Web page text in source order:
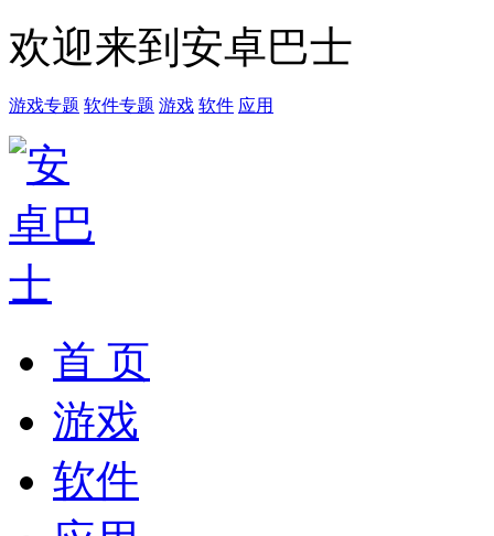
欢迎来到安卓巴士
游戏专题 软件专题 游戏 软件 应用
首 页
游戏
软件